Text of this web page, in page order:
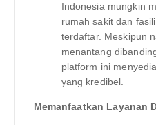
Indonesia mungkin
rumah sakit dan
terdaftar. Meskipun
menantang
platform ini
yang kredibel.
Memanfaatkan Layanan